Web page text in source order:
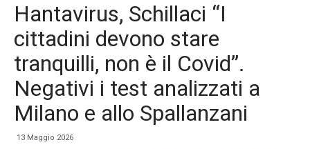
Hantavirus, Schillaci “I
cittadini devono stare
tranquilli, non è il Covid”.
Negativi i test analizzati a
Milano e allo Spallanzani
13 Maggio 2026